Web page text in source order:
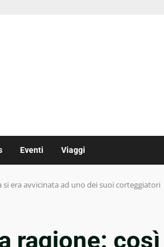
Eventi Viaggi
si era avvicinata ad uno dei suoi corteggiatori
ragione: così